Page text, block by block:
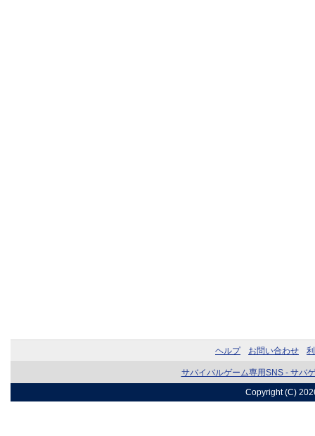
ヘルプ お問い合わせ
サバイバルゲーム専用SNS - サバ
Copyright (C)